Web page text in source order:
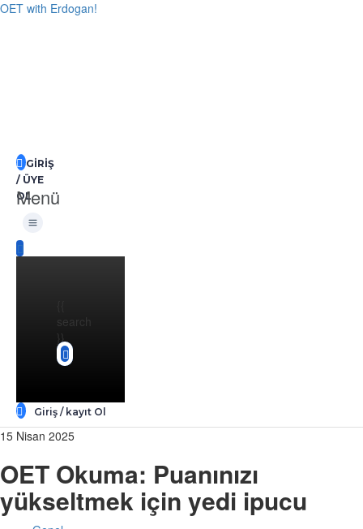
OET with Erdogan!
GIRIŞ
/ ÜYE
OL
Menü
search
}}
Giriş / kayıt Ol
15 Nisan 2025
OET Okuma: Puanınızı
yükseltmek için yedi ipucu